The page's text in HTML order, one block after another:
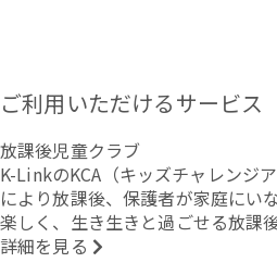
ご利用いただけるサービス
放課後児童クラブ
K-LinkのKCA（キッズチャレンジ
により放課後、保護者が家庭にい
楽しく、生き生きと過ごせる放課
詳細を見る